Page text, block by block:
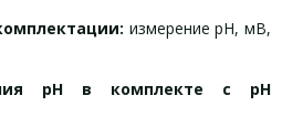
измерение рН, мВ,
рН в комплекте с рН